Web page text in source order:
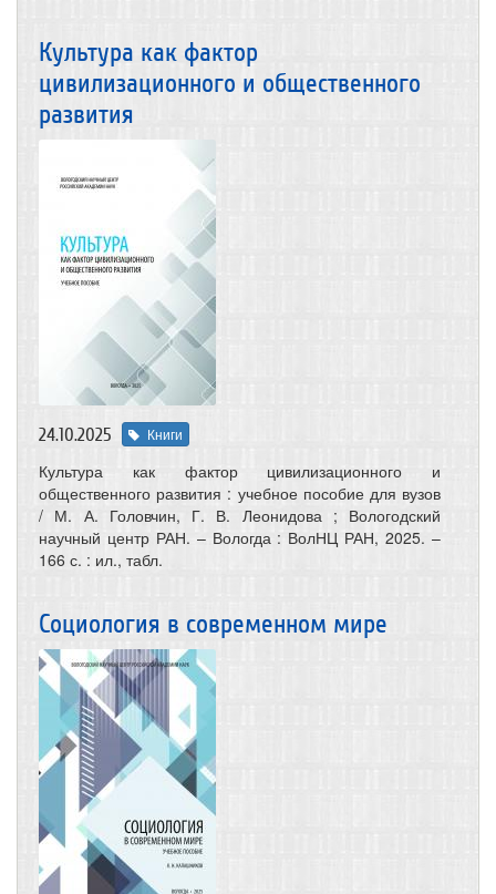
Культура как фактор
цивилизационного и общественного
развития
24.10.2025 Книги
Культура как фактор цивилизационного и
общественного развития : учебное пособие для вузов
/ М. А. Головчин, Г. В. Леонидова ; Вологодский
научный центр РАН. – Вологда : ВолНЦ РАН, 2025. –
166 с. : ил., табл.
Социология в современном мире